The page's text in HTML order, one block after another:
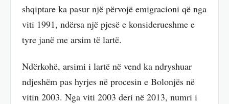
shqiptare ka pasur një përvojë emigracioni që nga
viti 1991, ndërsa një pjesë e konsiderueshme e
tyre janë me arsim të lartë.
Ndërkohë, arsimi i lartë në vend ka ndryshuar
ndjeshëm pas hyrjes në procesin e Bolonjës në
vitin 2003. Nga viti 2003 deri në 2013, numri i